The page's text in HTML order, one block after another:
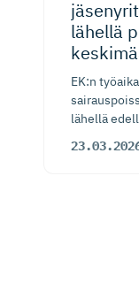
lähellä
EK:n
lähellä